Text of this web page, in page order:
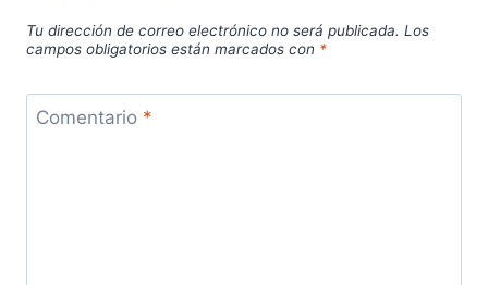
Tu dirección de correo electrónico no será publicada. Los
campos obligatorios están marcados con *
Comentario *